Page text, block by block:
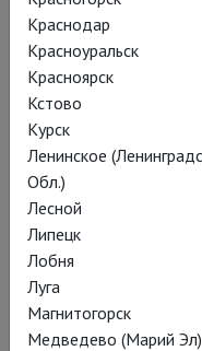
Подписаться на рассылку
СОСТАВ СОЗДАТЕЛИ
РЕЦЕНЗИЯ
Действующие
Краснодар
Красноуральск
Красноярск
Кстово
Курск
Ленинское
Обл.)
Лесной
Липецк
Лобня
Луга
Магнитогорск
Медведево (Марий Эл)